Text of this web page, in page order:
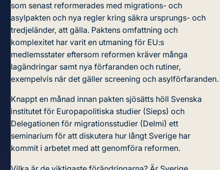
som senast reformerades med migrations- och
asylpakten och nya regler kring säkra ursprungs- och
tredjeländer, att gälla. Paktens omfattning och
komplexitet har varit en utmaning för EU:s
medlemsstater eftersom reformen kräver många
lagändringar samt nya förfaranden och rutiner,
exempelvis när det gäller screening och asylförfaranden.
Knappt en månad innan pakten sjösätts höll Svenska
institutet för Europapolitiska studier (Sieps) och
Delegationen för migrationsstudier (Delmi) ett
seminarium för att diskutera hur långt Sverige har
kommit i arbetet med att genomföra reformen.